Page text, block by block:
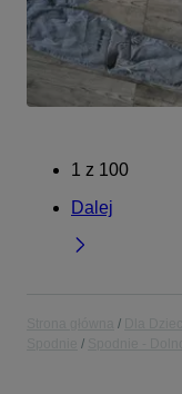
1 z 100
Dalej